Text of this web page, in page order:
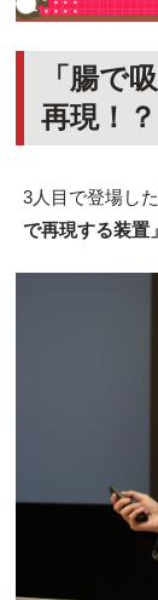
「腸で
再現！？
3人目で登場した
で再現する装置」